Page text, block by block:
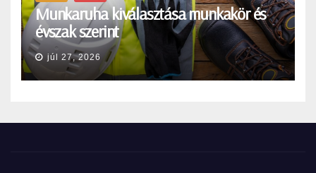
Munkaruha kiválasztása munkakör és
évszak szerint
júl 27, 2026